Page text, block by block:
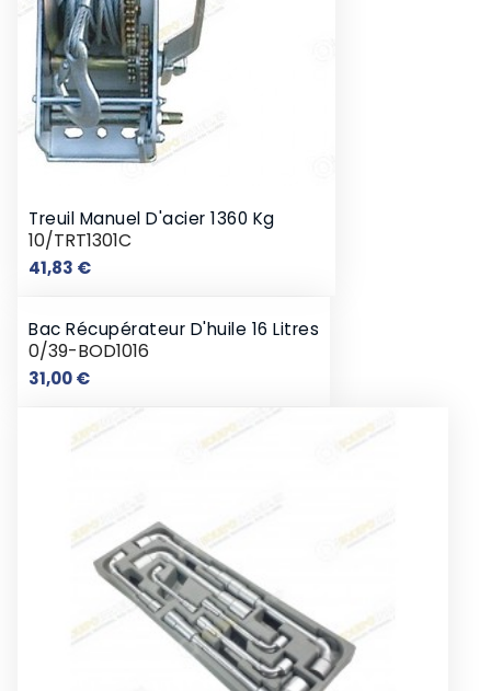
Treuil Manuel D'acier 1360 Kg
10/TRT1301C
41,83 €Prix
Bac Récupérateur D'huile 16 Litres
0/39-BOD1016
31,00 €Prix